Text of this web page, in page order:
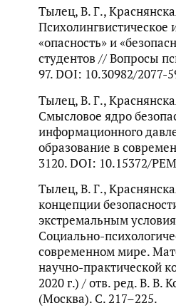
Тылец, В. Г.,
Психолингвистическое
«опасность» и
студентов // Вопросы
97. DOI: 10.30982/2077-
Тылец, В. Г.,
Смысловое ядро
информационного
образование в
3120. DOI: 10.15372/
Тылец, В. Г.,
концепции
экстремальным
Социально-
современном мире.
научно-практической
2020 г.) / отв. ред. В. В.
(Москва). С. 217–225.